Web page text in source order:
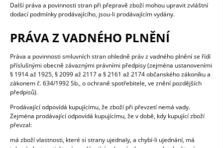
Další práva a povinnosti stran při přepravě zboží mohou upravit zvláštní
dodací podmínky prodávajícího, jsou-li prodávajícím vydány.
PRÁVA Z VADNÉHO PLNĚNÍ
Práva a povinnosti smluvních stran ohledně práv z vadného plnění se řídí
příslušnými obecně závaznými právními předpisy (zejména ustanoveními
§ 1914 až 1925, § 2099 až 2117 a § 2161 až 2174 občanského zákoníku a
zákonem č. 634/1992 Sb., o ochraně spotřebitele, ve znění pozdějších
předpisů).
Prodávající odpovídá kupujícímu, že zboží při převzetí nemá vady.
Zejména prodávající odpovídá kupujícímu, že v době, kdy kupující zboží
převzal:
má zboží vlastnosti, které si strany ujednaly, a chybí-li ujednání, má